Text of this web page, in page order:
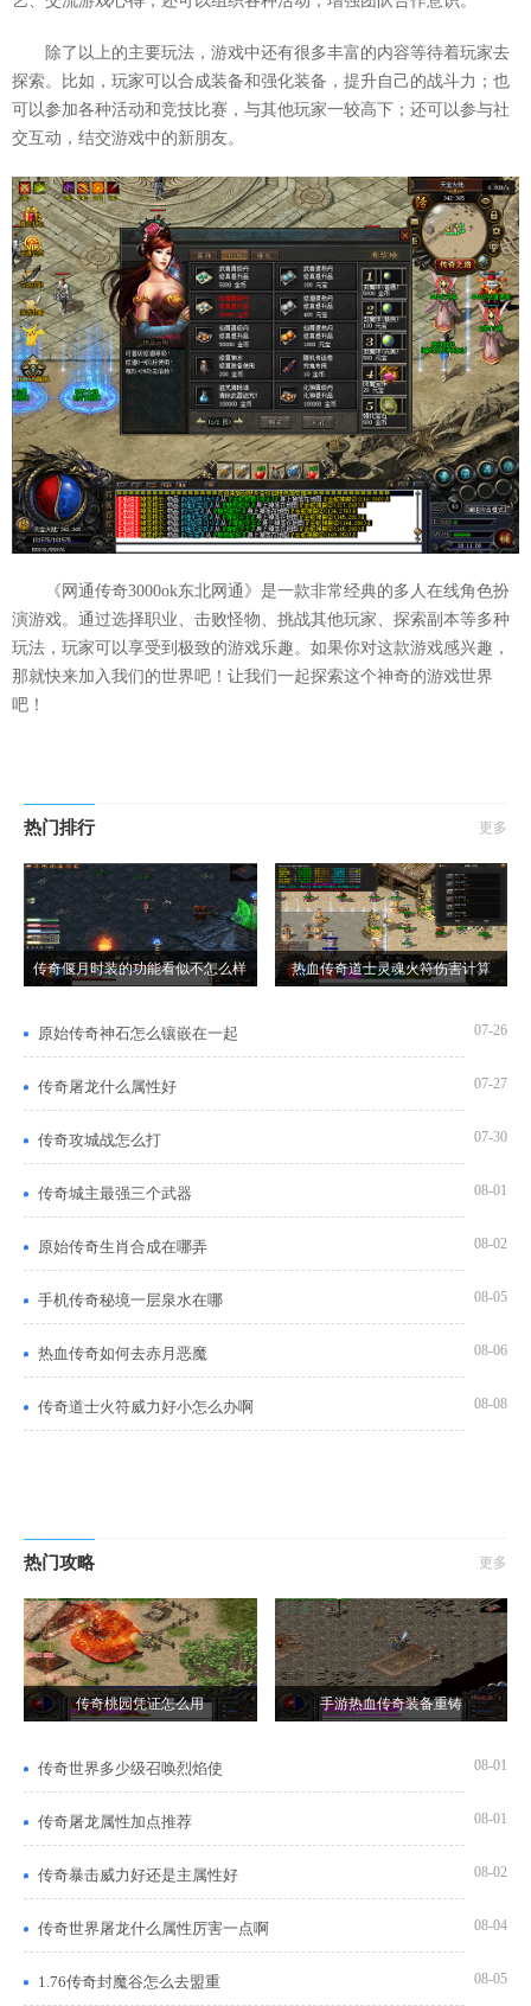
除了以上的主要玩法，游戏中还有很多丰富的内容等待着玩家去
探索。比如，玩家可以合成装备和强化装备，提升自己的战斗力；也
可以参加各种活动和竞技比赛，与其他玩家一较高下；还可以参与社
交互动，结交游戏中的新朋友。
《网通传奇3000ok东北网通》是一款非常经典的多人在线角色扮
演游戏。通过选择职业、击败怪物、挑战其他玩家、探索副本等多种
玩法，玩家可以享受到极致的游戏乐趣。如果你对这款游戏感兴趣，
那就快来加入我们的世界吧！让我们一起探索这个神奇的游戏世界
吧！
热门排行 更多
传奇偃月时装的功能看似不怎么样 热血传奇道士灵魂火符伤害计算
原始传奇神石怎么镶嵌在一起 07-26
传奇屠龙什么属性好 07-27
传奇攻城战怎么打 07-30
传奇城主最强三个武器 08-01
原始传奇生肖合成在哪弄 08-02
手机传奇秘境一层泉水在哪 08-05
热血传奇如何去赤月恶魔 08-06
传奇道士火符威力好小怎么办啊 08-08
热门攻略 更多
传奇桃园凭证怎么用 手游热血传奇装备重铸
传奇世界多少级召唤烈焰使 08-01
传奇屠龙属性加点推荐 08-01
传奇暴击威力好还是主属性好 08-02
传奇世界屠龙什么属性厉害一点啊 08-04
1.76传奇封魔谷怎么去盟重 08-05